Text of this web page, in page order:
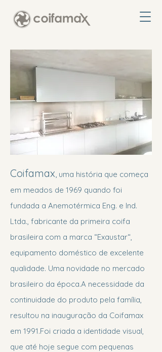
Coifamax, uma história que começa
em meados de 1969 quando foi
fundada a Anemotérmica Eng. e Ind.
Ltda., fabricante da primeira coifa
brasileira com a marca “Exaustar“,
equipamento doméstico de excelente
qualidade. Uma novidade no mercado
brasileiro da época.A necessidade da
continuidade do produto pela família,
resultou na inauguração da Coifamax
em 1991.Foi criada a identidade visual,
que até hoje segue com pequenas